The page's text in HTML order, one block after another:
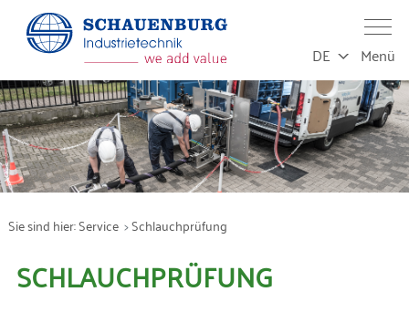
DE Menü
Leistungen
Produktion
Service
Produkte
Sie sind hier:Service Schlauchprüfung
SCHLAUCHPRÜFUNG